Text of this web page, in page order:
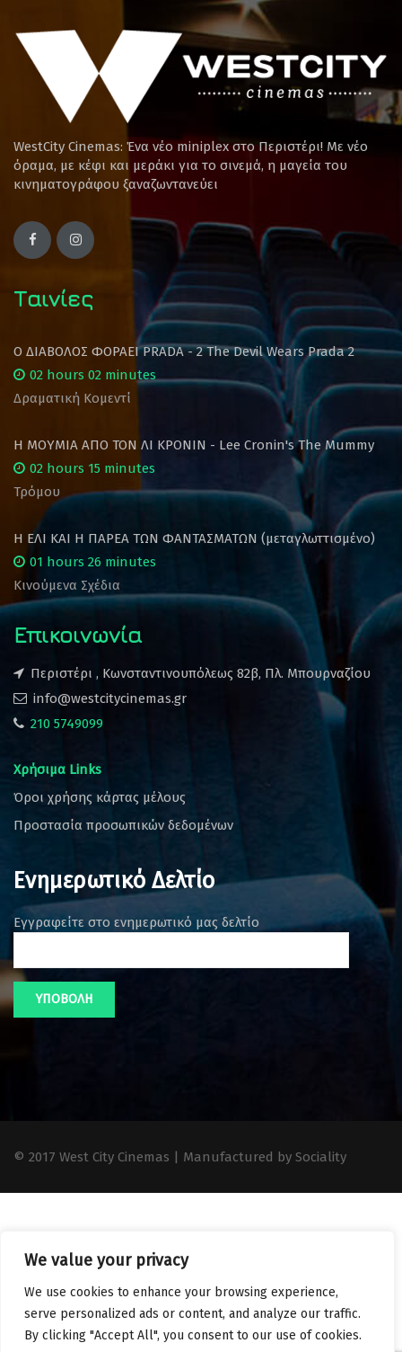
We value your privacy
We use cookies to enhance your browsing experience,
serve personalized ads or content, and analyze our traffic.
By clicking "Accept All", you consent to our use of cookies.
WestCity Cinemas: Ένα νέο miniplex στο Περιστέρι! Mε νέο
όραμα, με κέφι και μεράκι για το σινεμά, η μαγεία του
κινηματογράφου ξαναζωντανεύει
Ταινίες
Ο ΔΙΑΒΟΛΟΣ ΦΟΡΑΕΙ PRADA - 2 The Devil Wears Prada 2
02 hours 02 minutes
Δραματική Κομεντί
Η ΜΟΥΜΙΑ ΑΠΟ ΤΟΝ ΛΙ ΚΡΟΝΙΝ - Lee Cronin's The Mummy
02 hours 15 minutes
Τρόμου
Η ΕΛΙ ΚΑΙ Η ΠΑΡΕΑ ΤΩΝ ΦΑΝΤΑΣΜΑΤΩΝ (μεταγλωττισμένο)
01 hours 26 minutes
Κινούμενα Σχέδια
Επικοινωνία
Περιστέρι , Κωνσταντινουπόλεως 82β, Πλ. Μπουρναζίου
info@westcitycinemas.gr
210 5749099
Χρήσιμα Links
Όροι χρήσης κάρτας μέλους
Προστασία προσωπικών δεδομένων
Ενημερωτικό Δελτίο
Εγγραφείτε στο ενημερωτικό μας δελτίο
© 2017 West City Cinemas | Manufactured by Sociality